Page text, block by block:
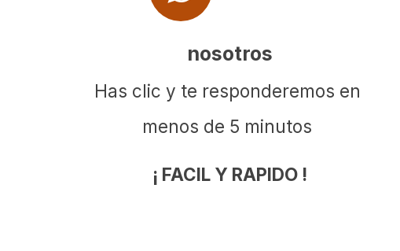
nosotros
Has clic y te responderemos en
menos de 5 minutos
¡ FACIL Y RAPIDO !